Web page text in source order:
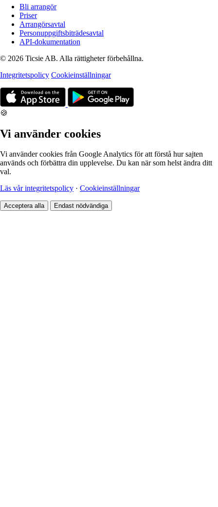
Bli arrangör
Priser
Arrangörsavtal
Personuppgiftsbiträdesavtal
API-dokumentation
© 2026 Ticsie AB. Alla rättigheter förbehållna.
Integritetspolicy Cookieinställningar
🍪
Vi använder cookies
Vi använder cookies från Google Analytics för att förstå hur sajten
används och förbättra din upplevelse. Du kan när som helst ändra ditt
val.
Läs vår integritetspolicy · Cookieinställningar
Acceptera alla Endast nödvändiga